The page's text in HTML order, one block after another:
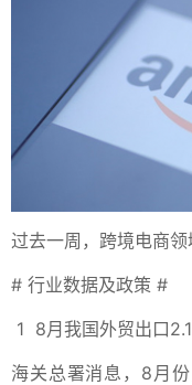
过去一周，跨境电商领
# 行业数据及政策 #
1 8月我国外贸出口
海关总署消息，8月